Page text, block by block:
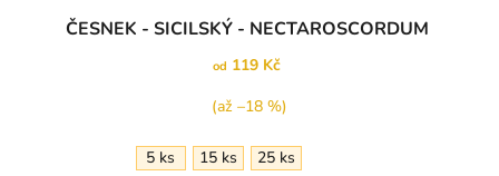
ČESNEK - SICILSKÝ - NECTAROSCORDUM
od 119 Kč
(až –18 %)
5 ks 15 ks
25 ks